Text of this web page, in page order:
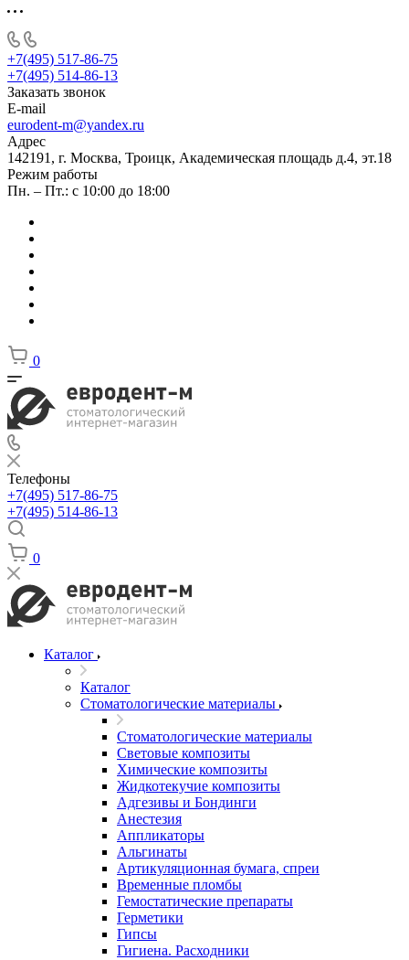
+7(495) 517-86-75
+7(495) 514-86-13
Заказать звонок
E-mail
eurodent-m@yandex.ru
Адрес
142191, г. Москва, Троицк, Академическая площадь д.4, эт.18
Режим работы
Пн. – Пт.: с 10:00 до 18:00
0
Телефоны
+7(495) 517-86-75
+7(495) 514-86-13
0
Каталог
Каталог
Стоматологические материалы
Стоматологические материалы
Световые композиты
Химические композиты
Жидкотекучие композиты
Адгезивы и Бондинги
Анестезия
Аппликаторы
Альгинаты
Артикуляционная бумага, спреи
Временные пломбы
Гемостатические препараты
Герметики
Гипсы
Гигиена. Расходники